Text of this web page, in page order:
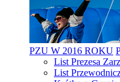
PZU W 2016 ROKU
List Prezesa
List